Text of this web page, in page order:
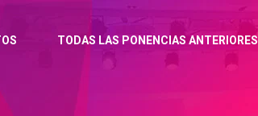
TODAS LAS PONENCIAS ANTERIORES